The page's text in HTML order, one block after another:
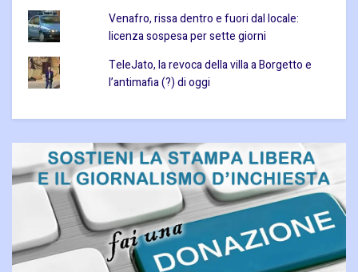
Venafro, rissa dentro e fuori dal locale:
licenza sospesa per sette giorni
TeleJato, la revoca della villa a Borgetto e
l’antimafia (?) di oggi